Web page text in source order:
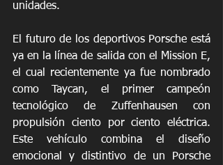
unidades.
El futuro de los deportivos Porsche está
ya en la línea de salida con el Mission E,
el cual recientemente ya fue nombrado
como Taycan, el primer campeón
tecnológico de Zuffenhausen con
propulsión ciento por ciento eléctrica.
Este vehículo combina el diseño
emocional y distintivo de un Porsche